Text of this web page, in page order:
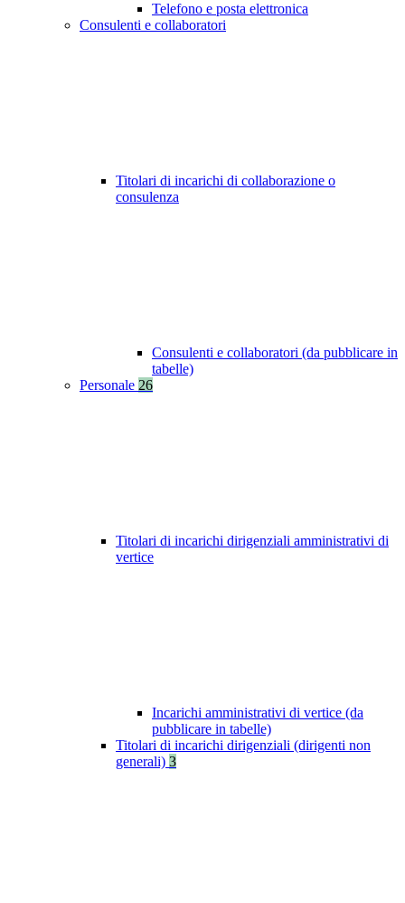
Telefono e posta elettronica
Consulenti e collaboratori
Titolari di incarichi di collaborazione o
consulenza
Consulenti e collaboratori (da pubblicare in
tabelle)
Personale 26
Titolari di incarichi dirigenziali amministrativi di
vertice
Incarichi amministrativi di vertice (da
pubblicare in tabelle)
Titolari di incarichi dirigenziali (dirigenti non
generali) 3